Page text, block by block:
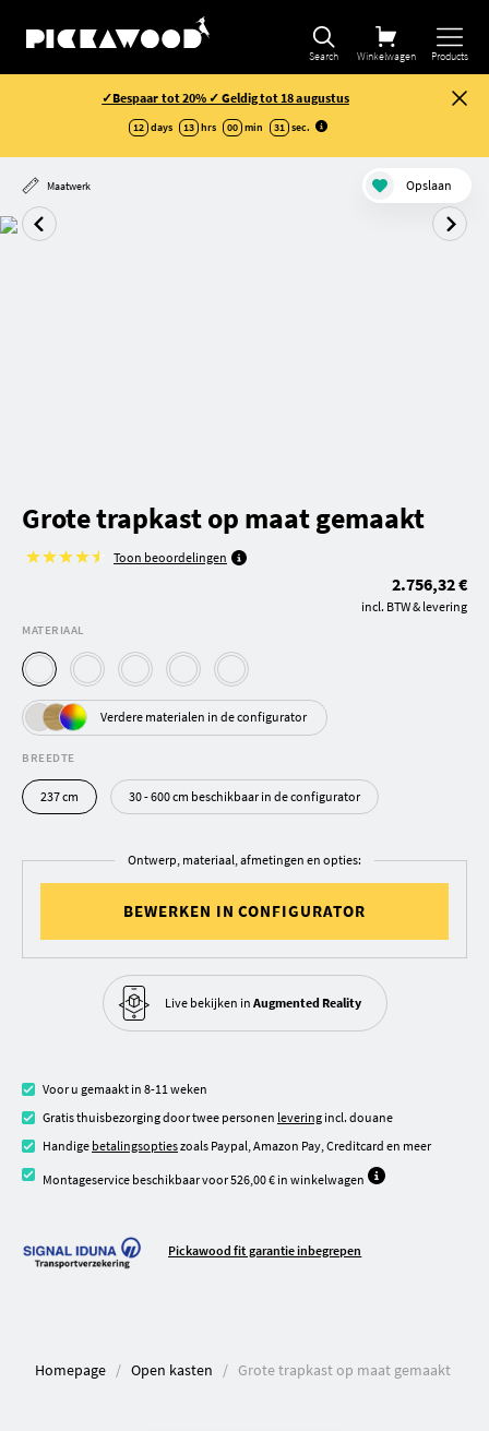
Search Winkelwagen Products
✓Bespaar tot 20% ✓ Geldig tot 18 augustus
12 days 13 hrs 00 min 30 sec.
Maatwerk Opslaan
Grote trapkast op maat gemaakt
Toon beoordelingen
2.756,32 €
incl. BTW & levering
MATERIAAL
Verdere materialen in de configurator
BREEDTE
237 cm 30 - 600 cm beschikbaar in de configurator
Ontwerp, materiaal, afmetingen en opties:
BEWERKEN IN CONFIGURATOR
Live bekijken in Augmented Reality
Voor u gemaakt in 8-11 weken
Gratis thuisbezorging door twee personen levering incl. douane
Handige betalingsoptieszoals Paypal, Amazon Pay, Creditcard en meer
Montageservice beschikbaar voor 526,00 € in winkelwagen
Pickawood fit garantie inbegrepen
Homepage Open kasten Grote trapkast op maat gemaakt